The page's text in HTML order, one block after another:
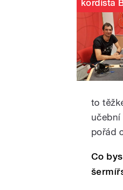
kordista
to
učební
pořád
Co